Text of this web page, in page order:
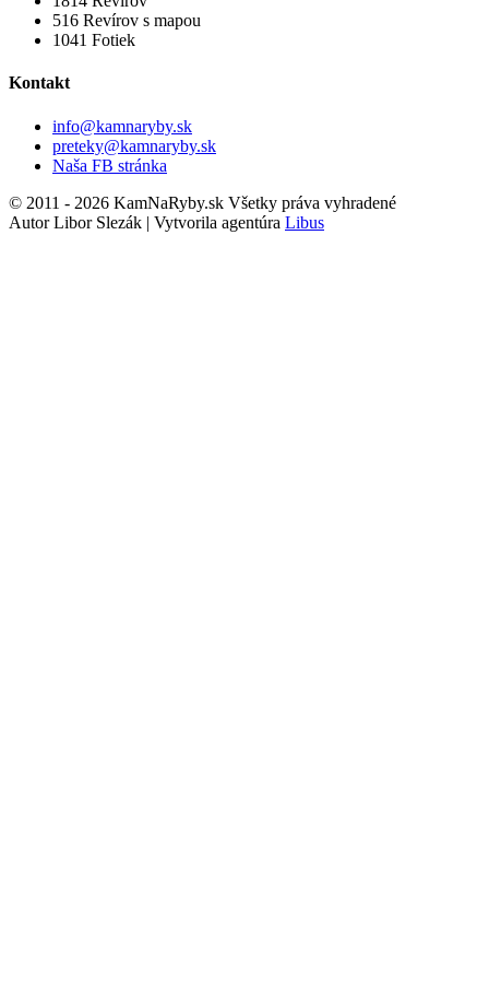
516 Revírov s mapou
1041 Fotiek
Kontakt
info@kamnaryby.sk
preteky@kamnaryby.sk
Naša FB stránka
© 2011 - 2026 KamNaRyby.sk Všetky práva vyhradené
Autor Libor Slezák | Vytvorila agentúra Libus